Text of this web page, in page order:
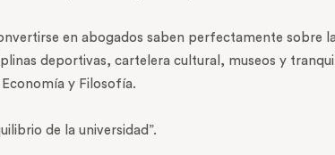
en abogados saben perfectamente sobre
deportivas, cartelera cultural, museos y
y Filosofía.
de la universidad”.